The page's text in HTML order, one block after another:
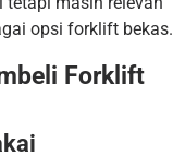
opsi forklift bekas.
Forklift